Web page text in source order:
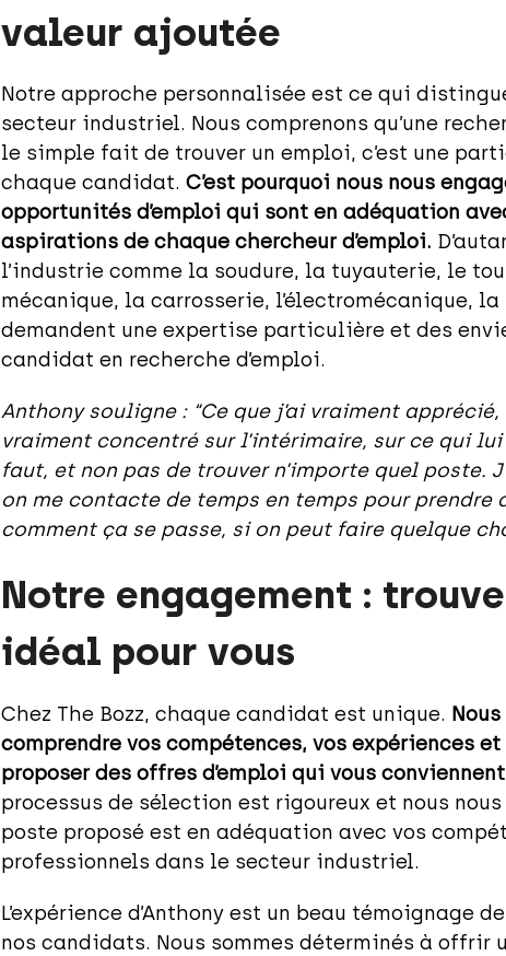
valeur ajoutée
Notre approche personnalisée est ce qui
secteur industriel. Nous comprenons qu’une
le simple fait de trouver un emploi, c’est une
chaque candidat. C’est pourquoi nous nous
opportunités d’emploi qui sont en adéquation
aspirations de chaque chercheur d’emploi.
l’industrie comme la soudure, la tuyauterie, le
mécanique, la carrosserie, l’électromécanique,
demandent une expertise particulière et des
candidat en recherche d’emploi.
Anthony souligne : “Ce que j’ai vraiment apprécié,
vraiment concentré sur l’intérimaire, sur ce qui
faut, et non pas de trouver n’importe quel poste.
on me contacte de temps en temps pour prendre
comment ça se passe, si on peut faire quelque
Notre engagement :
idéal pour vous
Chez The Bozz, chaque candidat est unique.
comprendre vos compétences, vos expériences
proposer des offres d’emploi qui vous
processus de sélection est rigoureux et nous
poste proposé est en adéquation avec vos
professionnels dans le secteur industriel.
L’expérience d’Anthony est un beau témoignage
nos candidats. Nous sommes déterminés à offrir